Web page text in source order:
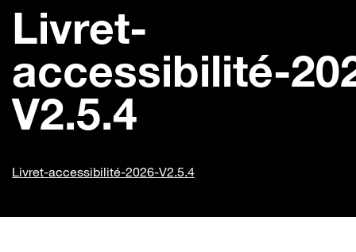
Livret-
accessibilité-
V2.5.4
Livret-accessibilité-2026-V2.5.4